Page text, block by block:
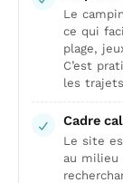
Le
ce qui
plage,
C’est
les
Cadre
Le site
au milieu